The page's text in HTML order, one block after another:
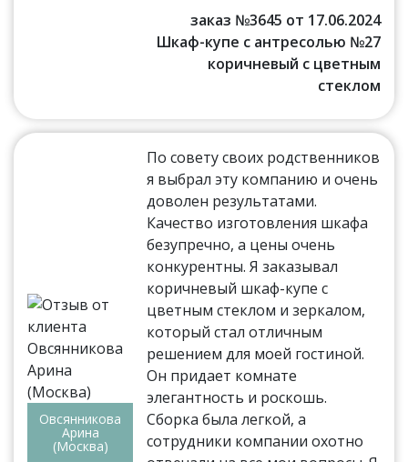
заказ №3645 от 17.06.2024
Шкаф-купе с антресолью №27
коричневый с цветным
стеклом
Овсянникова
Арина
(Москва)
По совету своих родственников
я выбрал эту компанию и очень
доволен результатами.
Качество изготовления шкафа
безупречно, а цены очень
конкурентны. Я заказывал
коричневый шкаф-купе с
цветным стеклом и зеркалом,
который стал отличным
решением для моей гостиной.
Он придает комнате
элегантность и роскошь.
Сборка была легкой, а
сотрудники компании охотно